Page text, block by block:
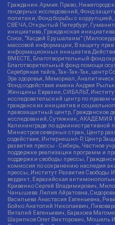
Гражданин.Армия.Право,
гендерных исследований, Фонд
политики, Фонд борьбы с
СВЕЧА, Открытый Петербург,
инициатива, Гражданская
Союз, "Хасдей Ерушалаим"
массовой информации, В защиту
информационных инициатив
ВМЕСТЕ, Благотворительный фонд
Благотворительный фонд помощи
Серебряная тайга, Так-Так-Так, центр
Эра здоровья, Мемориал,
Фонд содействия имени Андрея
Женщины Евразии, СИБАЛЬТ,
исследовательский центр по правам
гражданских инициатив и
правозащитный центр, Гражданское
исследований, Сутяжник,
Калининграде по административной
Министров северных стран, Центр
содействие, Интернешнл-Р, Центр
развития прессы - Сибирь, Частное
поддержке реализации программ и
поддержки свободы прессы,
комиссия по сохранению наследия
прессы, Институт Развития
вердикт, Евразийская
Кривенко Сергей Владимирович,
Чанышева Лилия Айратовна,
Васильева Анастасия Евгеньевна,
Бойко Анатолий Николаевич,
Виталий Евгеньевич, Барахоев
Шарипков Олег Викторович, Мошель